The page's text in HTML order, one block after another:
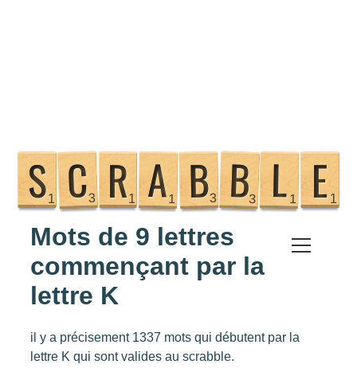
Scrabble
Anagramme
Tricher au Scrabble
Mots de 9 lettres
commençant par la
lettre K
il y a précisement 1337 mots qui débutent par la
lettre K qui sont valides au scrabble.